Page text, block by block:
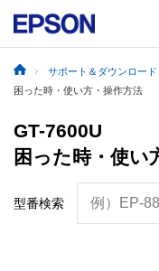
サポート＆ダウンロード
困った時・使い方・操作方法
GT-7600U
困った時・使い
型番検索 例）EP-